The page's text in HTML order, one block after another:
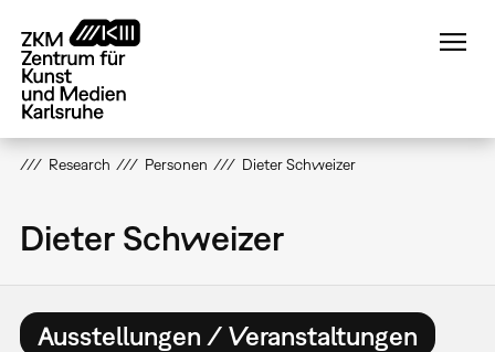
zum
Inhalt
Research Personen Dieter Schweizer
Dieter Schweizer
Ausstellungen / Veranstaltungen